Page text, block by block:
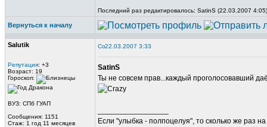
Последний раз редактировалось: SatinS (22.03.2007
Вернуться к началу
Salutik
Репутация: +3
Возраст: 19
Гороскоп:
ВУЗ: СПб ГУАП
Сообщения: 1151
Стаж: 1 год 11 месяцев
22.03.2007 3:33
SatinS
Ты не совсем прав...каждый проголосовавший
Если "улыбка - полпоцелуя", то сколько же раз